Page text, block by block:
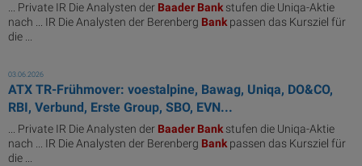
... Private IR Die Analysten der Baader Bankstufen die Uniqa-Aktie
nach ... IR Die Analysten der Berenberg Bankpassen das Kursziel für
die ...
03.06.2026
ATX TR-Frühmover: voestalpine, Bawag, Uniqa, DO&CO,
RBI, Verbund, Erste Group, SBO, EVN...
... Private IR Die Analysten der Baader Bankstufen die Uniqa-Aktie
nach ... IR Die Analysten der Berenberg Bankpassen das Kursziel für
die ...